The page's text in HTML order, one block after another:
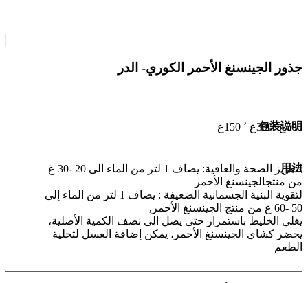
جذور الجينسنغ الأحمر الكوري- الدر
包装说明
600غ٬ 300غ ٬ 150غ
用法
لتعزيز الصحة والعافية: يضاف 1 لتر من الماء الى 20 -30 غ
من منتجالجينسنغ الأحمر
لتقوية البنية الجسمانية الضعيفة : يضاف 1 لتر من الماء إلى
50 -60 غ من منتج الجينسنغ الأحمر,
يغلي الخليط باستمرار حتى يصل الى نصف الكمية الأصلية،
يحضر كشاي الجينسنغ الأحمر، يمكن إضافة العسل لتحلية
الطعم